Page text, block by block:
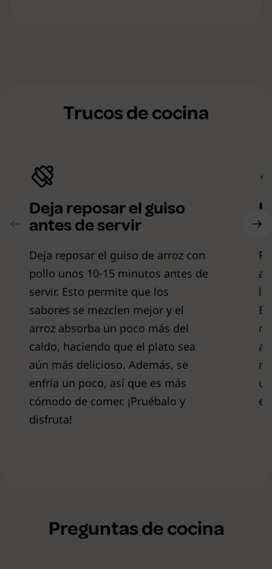
Trucos de cocina
Deja reposar el guiso
antes de servir
Deja reposar el guiso de arroz con
pollo unos 10-15 minutos antes de
servir. Esto permite que los
sabores se mezclen mejor y el
arroz absorba un poco más del
caldo, haciendo que el plato sea
aún más delicioso. Además, se
enfría un poco, así que es más
cómodo de comer. ¡Pruébalo y
disfruta!
Preguntas de cocina